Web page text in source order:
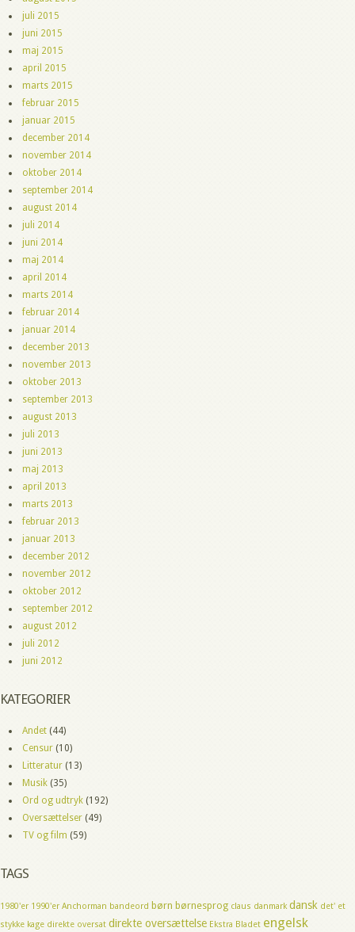
juli 2015
juni 2015
maj 2015
april 2015
marts 2015
februar 2015
januar 2015
december 2014
november 2014
oktober 2014
september 2014
august 2014
juli 2014
juni 2014
maj 2014
april 2014
marts 2014
februar 2014
januar 2014
december 2013
november 2013
oktober 2013
september 2013
august 2013
juli 2013
juni 2013
maj 2013
april 2013
marts 2013
februar 2013
januar 2013
december 2012
november 2012
oktober 2012
september 2012
august 2012
juli 2012
juni 2012
KATEGORIER
Andet (44)
Censur (10)
Litteratur (13)
Musik (35)
Ord og udtryk (192)
Oversættelser (49)
TV og film (59)
TAGS
1980'er 1990'er Anchorman bandeord børn børnesprog claus danmark dansk det' et
stykke kage direkte oversat direkte oversættelse Ekstra Bladet engelsk